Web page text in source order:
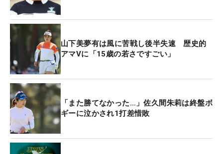
プレーオフに備えたが「こんな状況は初めての経験
なので、プレーオフを避けたいという考えすらなか
ったです」。母国ではトップアマチュアだが、プロ
ツアーでの優勝経験はなく、思考が追いつかなかっ
たという印象だ。
練習場に行く祖父についていった9歳からゴルフを
開始。今でもその祖父がコーチを務めている。憧れ
の選手は、元世界1位のコ・ジンヨン（韓国）。現
在はそのジンヨンを指導するコーチからも手ほどき
を受けている。
山下美夢有は風に苦戦し後半失速 歴史的
アマVに「15歳の若さですごい」
「また勝てなかった…」佐久間朱莉は終盤ボ
ギーに泣かされ1打差惜敗